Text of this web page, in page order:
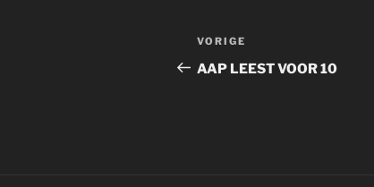
Bericht
navigatie
Vorig
bericht
VORIGE
AAP LEEST VOOR 10